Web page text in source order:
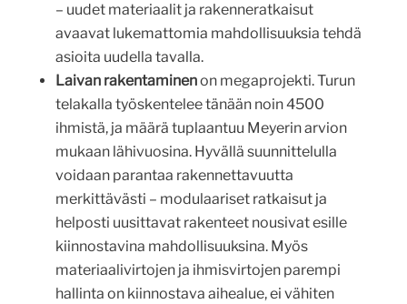
– uudet materiaalit ja rakenneratkaisut
avaavat lukemattomia mahdollisuuksia tehdä
asioita uudella tavalla.
Laivan rakentaminenon megaprojekti. Turun
telakalla työskentelee tänään noin 4500
ihmistä, ja määrä tuplaantuu Meyerin arvion
mukaan lähivuosina. Hyvällä suunnittelulla
voidaan parantaa rakennettavuutta
merkittävästi – modulaariset ratkaisut ja
helposti uusittavat rakenteet nousivat esille
kiinnostavina mahdollisuuksina. Myös
materiaalivirtojen ja ihmisvirtojen parempi
hallinta on kiinnostava aihealue, ei vähiten